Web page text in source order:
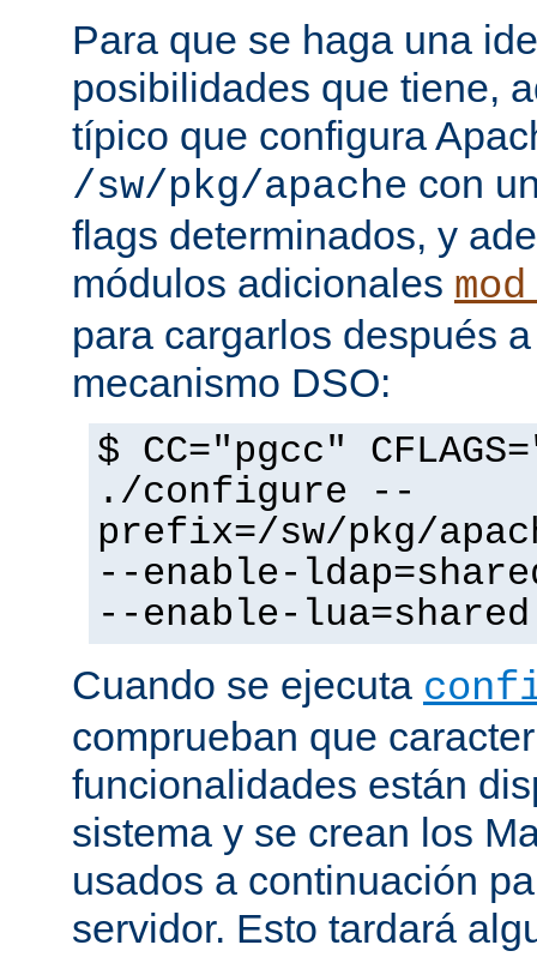
Para que se haga una
posibilidades que tiene,
típico que configura
/sw/pkg/apache con
flags determinados, y
módulos adicionales
para cargarlos después
mecanismo DSO:
$ CC="pgcc"
./configure --
prefix=/sw/pkg/
--enable-
--enable-lua=shared
Cuando se ejecuta
comprueban que
funcionalidades están
sistema y se crean los
usados a continuación
servidor. Esto tardará